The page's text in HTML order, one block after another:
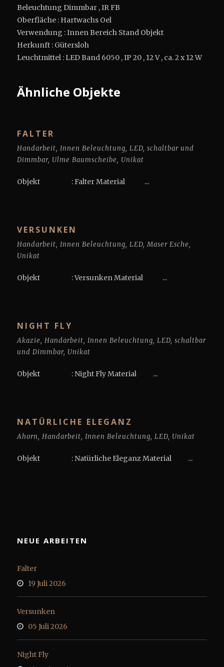
Beleuchtung Dimmbar , IR FB
Oberfläche : Hartwachs Oel
Verwendung : Innen Bereich Stand Objekt
Herkunft : Gütersloh
Leuchtmittel : LED Band 6050 , IP 20 , 12 V , ca. 2 x 12 W
Ähnliche Objekte
FALTER
Handarbeit, Innen Beleuchtung, LED, schaltbar und
Dimmbar, Ulme Baumscheibe, Unikat
Objekt : Falter Material ...
VERSUNKEN
Handarbeit, Innen Beleuchtung, LED, Maser Esche,
Unikat
Objekt : Versunken Material ...
NIGHT FLY
Akazie, Handarbeit, Innen Beleuchtung, LED, schaltbar
und Dimmbar, Unikat
Objekt : Night Fly Material ...
NATÜRLICHE ELEGANZ
Ahorn, Handarbeit, Innen Beleuchtung, LED, Unikat
Objekt : Natürliche Eleganz Material ...
NEUE ARBEITEN
Falter
19 Juli 2026
Versunken
05 Juli 2026
Night Fly